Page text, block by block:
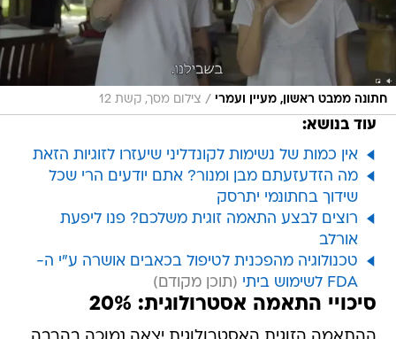
חתונה ממבט ראשון, מעיין ועמרי / צילום מסך, קשת 12
עוד בנושא:
אין כמות של נשימות לקונדליני שיעזרו לזוגיות הזאת
מה הזדעזעתם מבן ומנור? אתם יודעים הרי שכל
שידוך בחתונמי יתרסק
רוצים לבצע התאמה זוגית משלכם? פנו ליפעת
אורלב
טכנולוגיה מהפכנית לטיפול בכאבים אושרה ע"י ה-
FDA לשימוש ביתי
סיכויי התאמה אסטרולוגית: 20%